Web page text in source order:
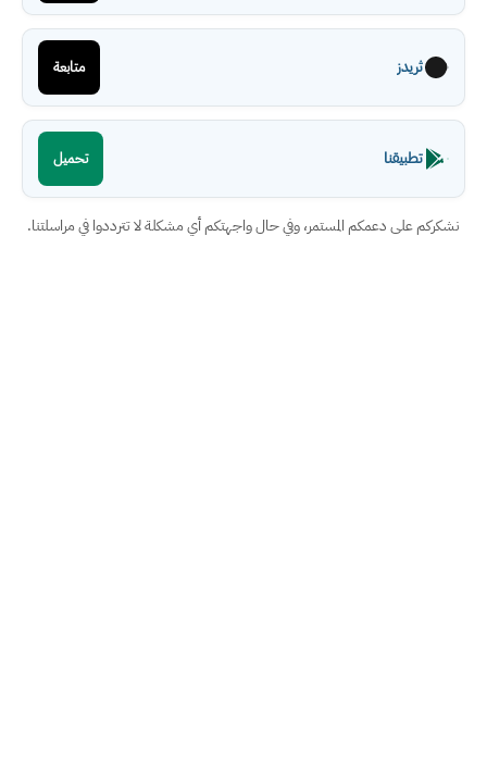
ثريدز متابعة
تطبيقنا تحميل
نشكركم على دعمكم المستمر، وفي حال واجهتكم أي مشكلة لا تترددوا في مراسلتنا.